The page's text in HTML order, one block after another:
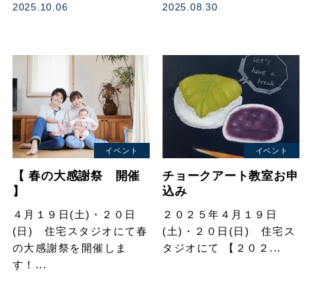
2025.10.06 2025.08.30
イベント
【 春の大感謝祭 開催
】
４月１９日(土)・２０日
(日) 住宅スタジオにて春
の大感謝祭を開催しま
す！...
イベント
チョークアート教室お申
込み
２０２５年４月１９日
(土)・２０日(日) 住宅ス
タジオにて 【２０２...